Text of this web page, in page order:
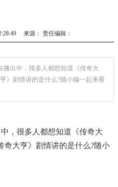
来源： 责任编辑：
播出中，很多人都想知道《传奇大
》剧情讲的是什么?随小编一起来看
，很多人都想知道《传奇大
奇大亨》剧情讲的是什么?随小